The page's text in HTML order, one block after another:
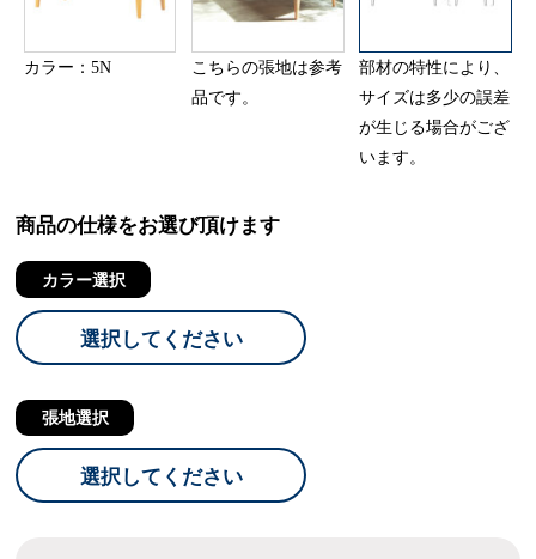
カラー：5N
こちらの張地は参考
品です。
部材の特性により、
サイズは多少の誤差
が生じる場合がござ
います。
商品の仕様をお選び頂けます
カラー選択
選択してください
張地選択
選択してください